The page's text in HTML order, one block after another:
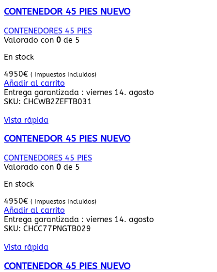
CONTENEDOR 45 PIES NUEVO
CONTENEDORES 45 PIES
Valorado con 0 de 5
En stock
4950€ ( Impuestos Incluidos)
Añadir al carrito
Entrega garantizada : viernes 14. agosto
SKU: CHCWB2ZEFTB031
Vista rápida
CONTENEDOR 45 PIES NUEVO
CONTENEDORES 45 PIES
Valorado con 0 de 5
En stock
4950€ ( Impuestos Incluidos)
Añadir al carrito
Entrega garantizada : viernes 14. agosto
SKU: CHCC77PNGTB029
Vista rápida
CONTENEDOR 45 PIES NUEVO